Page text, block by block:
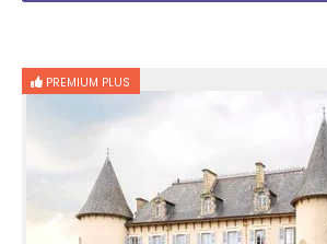
PREMIUM PLUS